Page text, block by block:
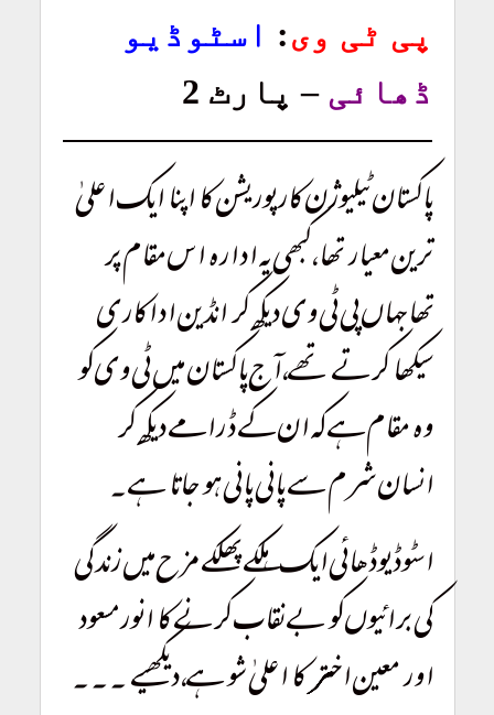
پی ٹی وی: اسٹوڈیو
ڈھائی – پارٹ 2
پاکستان ٹیلیوژن کارپوریشن کا اپنا ایک اعلیٰ
ترین معیار تھا، کبھی یہ ادارہ اس مقام پر
تھاجہاں پی ٹی وی دیکھ کر انڈین اداکاری
سیکھا کرتے تھے، آج پاکستان میں ٹی وی کو
وہ مقام ہے کہ ان کے ڈرامے دیکھ کر
انسان شرم سے پانی پانی ہو جاتا ہے۔
اسٹوڈیوڈھائی ایک ہلکے پھلکے مزح میں زندگی
کی برائیوں کو بے نقاب کرنے کا انورمسعود
اور معین اختر کا اعلیٰ شو ہے، دیکھیے ۔۔۔